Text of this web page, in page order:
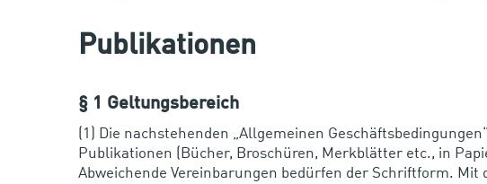
Publikationen
§ 1 Geltungsbereich
(1) Die nachstehenden „Allgemeinen
Publikationen (Bücher, Broschüren, Merkblätter etc., in
Abweichende Vereinbarungen bedürfen der Schriftform.